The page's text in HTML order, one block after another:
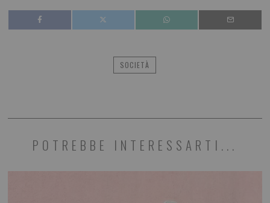
SOCIETÀ
POTREBBE INTERESSARTI...